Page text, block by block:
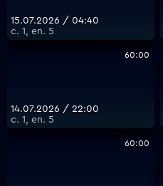
15.07.2026 / 04:40
с. 1, еп. 5
60:00
14.07.2026 / 22:00
с. 1, еп. 5
60:00